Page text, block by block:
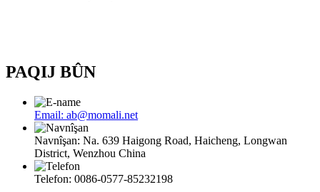
PAQIJ BÛN
Email: ab@momali.net
Navnîşan: Na. 639 Haigong Road, Haicheng, Longwan
District, Wenzhou China
Telefon: 0086-0577-85232198